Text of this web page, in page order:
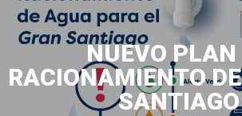
NUEVO PLAN
RACIONAMIENTO
SANTIAGO